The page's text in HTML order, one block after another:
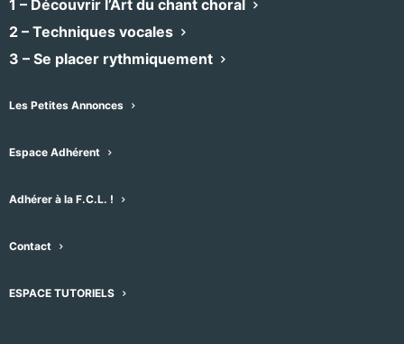
1 – Découvrir l’Art du chant choral
2 – Techniques vocales
3 – Se placer rythmiquement
Les Petites Annonces
Espace Adhérent
Adhérer à la F.C.L. !
Contact
ESPACE TUTORIELS